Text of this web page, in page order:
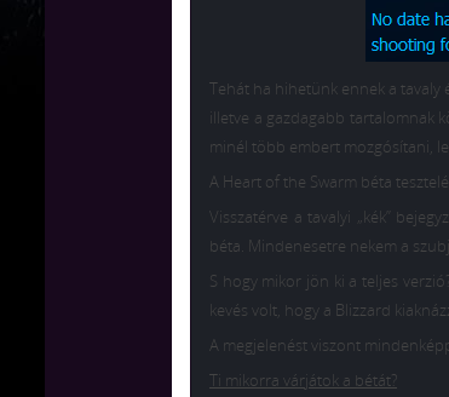
Tehát ha hihetünk ennek a tavaly
illetve a gazdagabb
minél több embert mozgósítani,
A Heart of the Swarm béta
Visszatérve a tavalyi „kék”
béta. Mindenesetre nekem a
S hogy mikor jön ki a teljes
kevés volt, hogy a Blizzard
A megjelenést viszont
Ti mikorra várjátok a bétát?